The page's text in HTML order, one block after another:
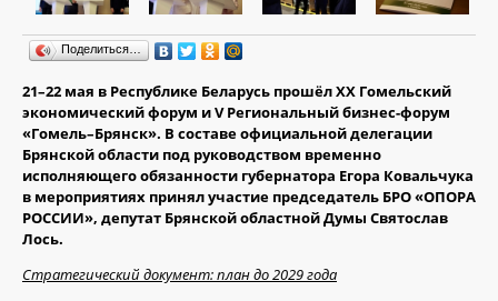
Поделиться…
21–22 мая в Республике Беларусь прошёл XX Гомельский
экономический форум и V Региональный бизнес-форум
«Гомель–Брянск». В составе официальной делегации
Брянской области под руководством временно
исполняющего обязанности губернатора Егора Ковальчука
в мероприятиях принял участие председатель БРО «ОПОРА
РОССИИ», депутат Брянской областной Думы Святослав
Лось.
Стратегический документ: план до 2029 года